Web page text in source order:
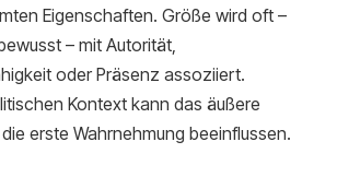
Eigenschaften. Größe wird oft –
– mit Autorität,
oder Präsenz assoziiert.
Kontext kann das äußere
erste Wahrnehmung beeinflussen.